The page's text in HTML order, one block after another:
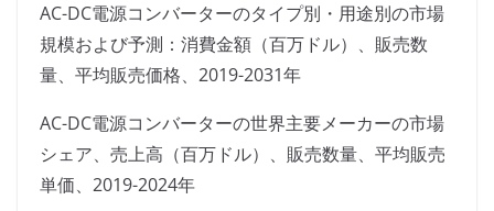
AC-DC電源コンバーターのタイプ別・用途別の市場
規模および予測：消費金額（百万ドル）、販売数
量、平均販売価格、2019-2031年
AC-DC電源コンバーターの世界主要メーカーの市場
シェア、売上高（百万ドル）、販売数量、平均販売
単価、2019-2024年